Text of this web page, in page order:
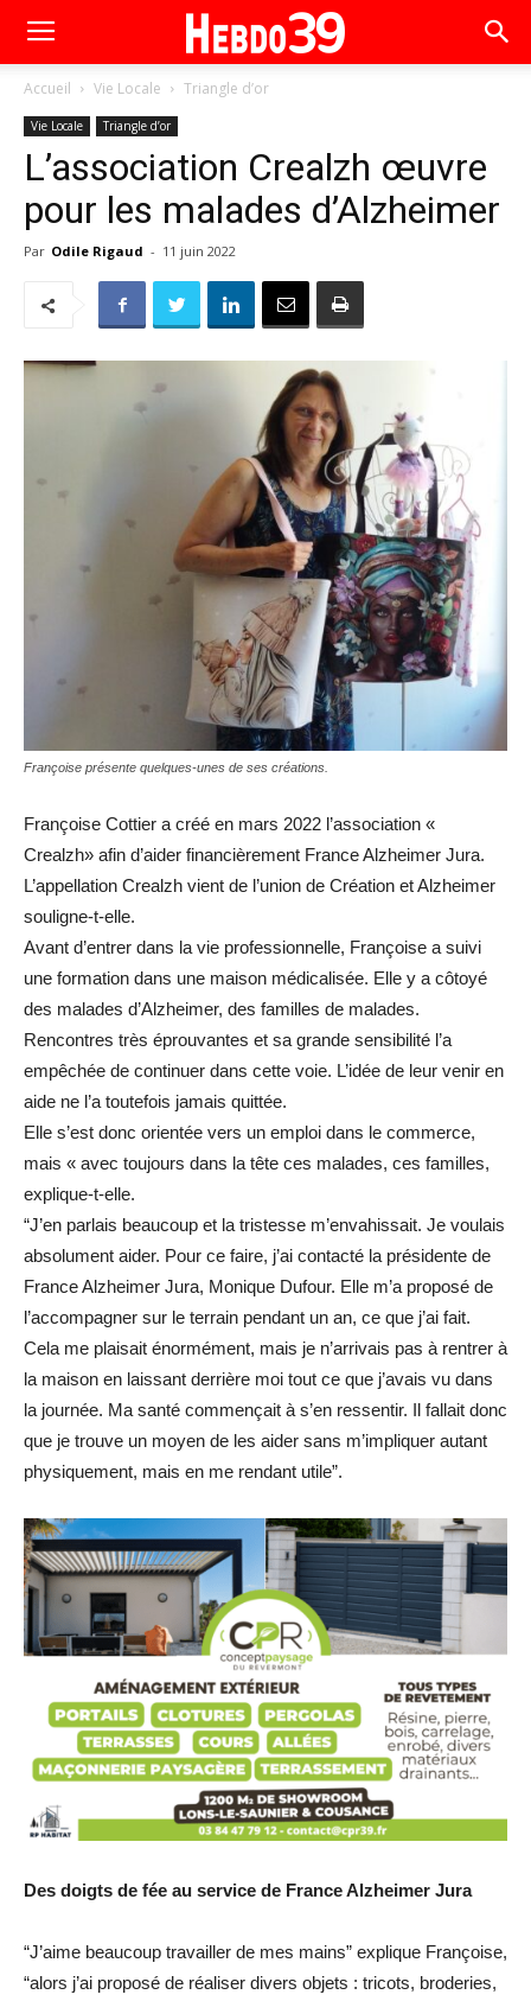
Accueil Vie Locale Triangle d’or
Vie Locale Triangle d’or
L’association Crealzh œuvre
pour les malades d’Alzheimer
Par Odile Rigaud - 11 juin 2022
Françoise présente quelques-unes de ses créations.
Françoise Cottier a créé en mars 2022 l’association «
Crealzh» afin d’aider financièrement France Alzheimer Jura.
L’appellation Crealzh vient de l’union de Création et Alzheimer
souligne-t-elle.
Avant d’entrer dans la vie professionnelle, Françoise a suivi
une formation dans une maison médicalisée. Elle y a côtoyé
des malades d’Alzheimer, des familles de malades.
Rencontres très éprouvantes et sa grande sensibilité l’a
empêchée de continuer dans cette voie. L’idée de leur venir en
aide ne l’a toutefois jamais quittée.
Elle s’est donc orientée vers un emploi dans le commerce,
mais « avec toujours dans la tête ces malades, ces familles,
explique-t-elle.
“J’en parlais beaucoup et la tristesse m’envahissait. Je voulais
absolument aider. Pour ce faire, j’ai contacté la présidente de
France Alzheimer Jura, Monique Dufour. Elle m’a proposé de
l’accompagner sur le terrain pendant un an, ce que j’ai fait.
Cela me plaisait énormément, mais je n’arrivais pas à rentrer à
la maison en laissant derrière moi tout ce que j’avais vu dans
la journée. Ma santé commençait à s’en ressentir. Il fallait donc
que je trouve un moyen de les aider sans m’impliquer autant
physiquement, mais en me rendant utile”.
Des doigts de fée au service de France Alzheimer Jura
“J’aime beaucoup travailler de mes mains” explique Françoise,
“alors j’ai proposé de réaliser divers objets : tricots, broderies,